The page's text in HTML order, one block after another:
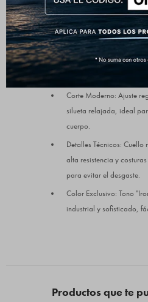
Estética Retro: Gráficos
una paleta de colores
Material Superior: Tejido
densidad que combina
Corte Moderno: Ajuste
silueta relajada, ideal
cuerpo.
Detalles Técnicos:
alta resistencia y
para evitar el desgaste.
Color Exclusivo: Tono
industrial y sofisticado,
Productos que te